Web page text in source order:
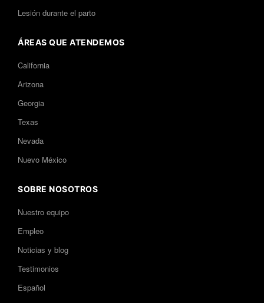
Lesión durante el parto
ÁREAS QUE ATENDEMOS
California
Arizona
Georgia
Texas
Nevada
Nuevo México
SOBRE NOSOTROS
Nuestro equipo
Empleo
Noticias y blog
Testimonios
Español